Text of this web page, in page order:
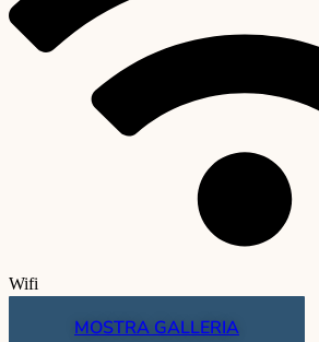
Wifi
MOSTRA GALLERIA